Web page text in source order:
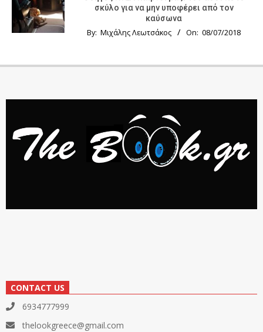
σκύλο για να μην υποφέρει από τον
καύσωνα
By: Μιχάλης Λεωτσάκος On: 08/07/2018
CONTACT US
6934777999
thelookgreece@gmail.com